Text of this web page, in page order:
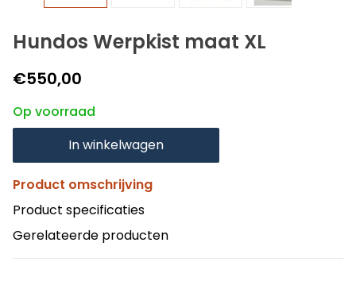
Hundos Werpkist maat XL
€550,00
Op voorraad
In winkelwagen
Product omschrijving
Product specificaties
Gerelateerde producten